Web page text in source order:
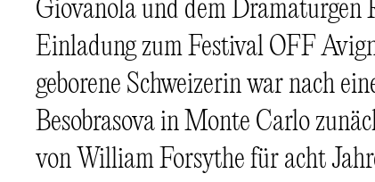
Giovanola und dem Dramaturgen
Einladung zum Festival OFF
geborene Schweizerin war nach
Besobrasova in Monte Carlo
von William Forsythe für acht